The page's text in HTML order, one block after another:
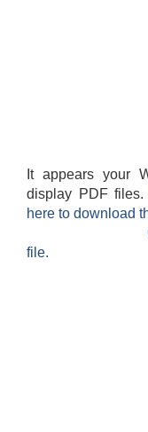
It appears your
display PDF files.
here to download
file.